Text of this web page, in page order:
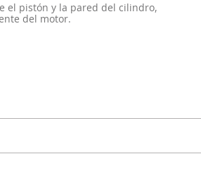
el pistón y la pared del cilindro,
del motor.